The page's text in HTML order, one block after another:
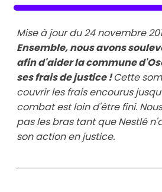
Mise à jour du 24 novembre
Ensemble, nous avons
afin d'aider la commune
ses frais de justice!Cette
couvrir les frais encourus
combat est loin d'être fini.
pas les bras tant que Nestlé
son action en justice.